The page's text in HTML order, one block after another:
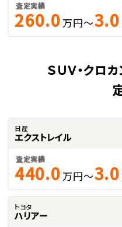
査定実績
260.0 万円～3.0
ＳＵＶ・クロ
日産
エクストレイル
査定実績
440.0 万円～3.0
トヨタ
ハリアー